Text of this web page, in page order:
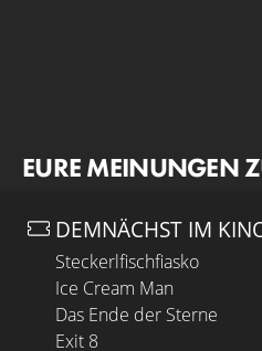
EURE MEINUNGEN
DEMNÄCHST IM
Steckerlfischfiasko
Ice Cream Man
Das Ende der Sterne
Exit 8